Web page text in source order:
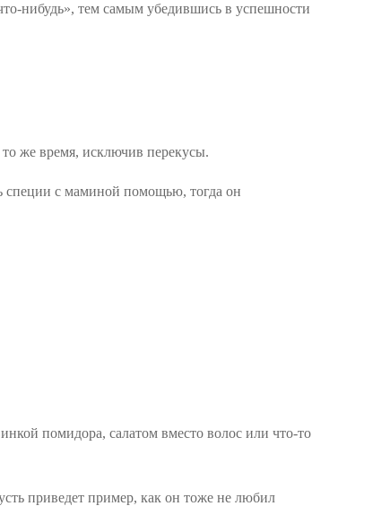
нибудь», тем самым убедившись в успешности
же время, исключив перекусы.
специи с маминой помощью, тогда он
помидора, салатом вместо волос или что-то
приведет пример, как он тоже не любил